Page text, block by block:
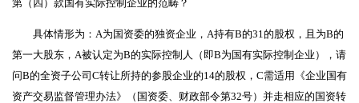
第（四）款国有实际控制企业的范畴？
具体情形为：A为国资委的独资企业，A持有B的31的股权，且为B的
第一大股东，A被认定为B的实际控制人（即B为国有实际控制企业），请
问B的全资子公司C转让所持的参股企业的14的股权，C需适用《企业国有
资产交易监督管理办法》（国资委、财政部令第32号）并走相应的国资转